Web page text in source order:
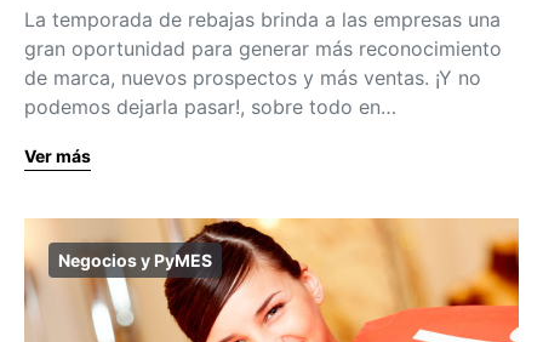
La temporada de rebajas brinda a las empresas una
gran oportunidad para generar más reconocimiento
de marca, nuevos prospectos y más ventas. ¡Y no
podemos dejarla pasar!, sobre todo en…
Ver más
Negocios y PyMES